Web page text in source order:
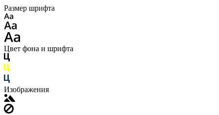
Размер шрифта
Цвет фона и шрифта
Изображения